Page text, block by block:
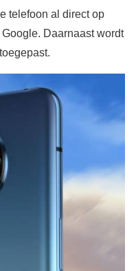
telefoon al direct op
Daarnaast wordt